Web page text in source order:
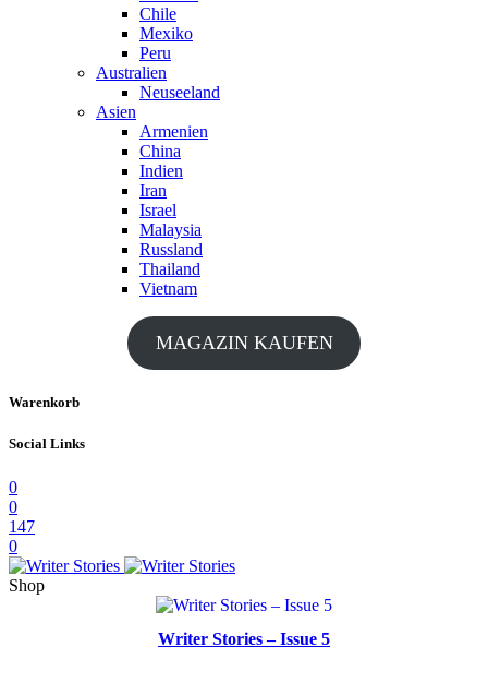
Chile
Mexiko
Peru
Australien
Neuseeland
Asien
Armenien
China
Indien
Iran
Israel
Malaysia
Russland
Thailand
Vietnam
MAGAZIN KAUFEN
Warenkorb
Social Links
0
0
147
0
Shop
Writer Stories – Issue 5